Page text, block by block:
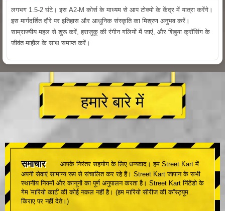
लगभग 1.5-2 घंटे। इस A2-M कोर्स के माध्यम से आप टोक्यो के केंद्र में यात्रा करेंगे।
इस मार्गदर्शित दौरे पर इतिहास और आधुनिक संस्कृति का मिश्रण अनुभव करें।
साम्राज्यीय महल से शुरू करें, हराजुकू की रंगीन गलियों में जाएं, और शिबुया क्रॉसिंग के
जीवंत माहौल के साथ समाप्त करें।
हमारे बारे में
समाचार
आपके निरंतर सहयोग के लिए धन्यवाद। हम Street Kart में
अपनी सेवाएं सामान्य रूप से संचालित कर रहे हैं। Street Kart जापान के सभी
स्थानीय नियमों और कानूनों का पूर्ण अनुपालन करता है। Street Kart निंटेंडो के
गेम 'मारियो कार्ट' की कोई नकल नहीं है। (हम मारियो सीरीज की कॉस्ट्यूम
किराए पर नहीं देते।)